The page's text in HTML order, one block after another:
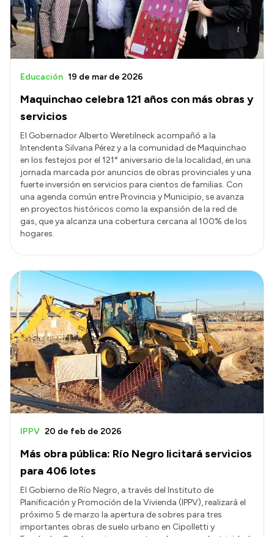
Maquinchao celebra 121 años con más obras y
servicios
Educación 19 de mar de 2026
El Gobernador Alberto Weretilneck acompañó a la
Intendenta Silvana Pérez y a la comunidad de Maquinchao
en los festejos por el 121° aniversario de la localidad, en una
jornada marcada por anuncios de obras provinciales y una
fuerte inversión en servicios para cientos de familias. Con
una agenda común entre Provincia y Municipio, se avanza
en proyectos históricos como la expansión de la red de
gas, que ya alcanza una cobertura cercana al 100% de los
hogares.
Más obra pública: Río Negro licitará servicios
para 406 lotes
IPPV 20 de feb de 2026
El Gobierno de Río Negro, a través del Instituto de
Planificación y Promoción de la Vivienda (IPPV), realizará el
próximo 5 de marzo la apertura de sobres para tres
importantes obras de suelo urbano en Cipolletti y